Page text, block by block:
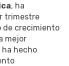
, ha
trimestre
de crecimiento
mejor
ha hecho